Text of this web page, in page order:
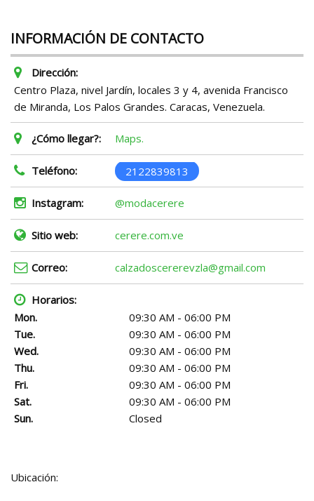
INFORMACIÓN DE CONTACTO
Dirección:
Centro Plaza, nivel Jardín, locales 3 y 4, avenida Francisco
de Miranda, Los Palos Grandes. Caracas, Venezuela.
¿Cómo llegar?: Maps.
Teléfono: 2122839813
Instagram: @modacerere
Sitio web: cerere.com.ve
Correo: calzadoscererevzla@gmail.com
Horarios:
Mon.
09:30 AM - 06:00 PM
Tue.
09:30 AM - 06:00 PM
Wed.
09:30 AM - 06:00 PM
Thu.
09:30 AM - 06:00 PM
Fri.
09:30 AM - 06:00 PM
Sat.
09:30 AM - 06:00 PM
Sun.
Closed
Ubicación: